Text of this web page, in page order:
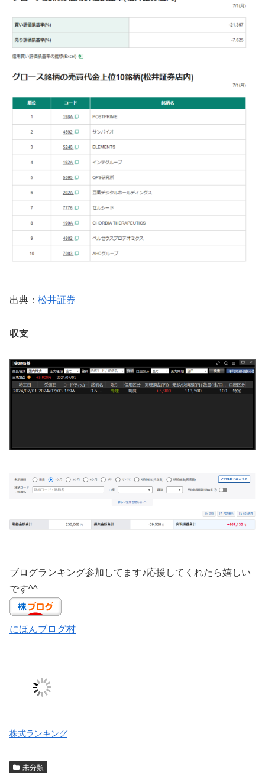
出典： 松井証券
収支
ブログランキング参加してます♪応援してくれたら嬉しい
です^^
にほんブログ村
株式ランキング
未分類